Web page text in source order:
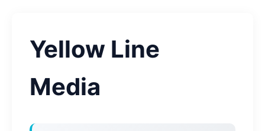
Yellow Line
Media